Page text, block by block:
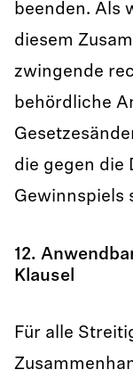
beenden. Als
diesem
zwingende
behördliche
die gegen die
Gewinnspiels
12.
Klausel
Für alle